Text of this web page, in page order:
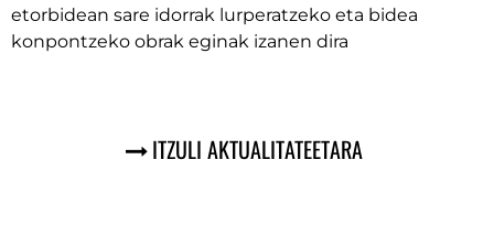
etorbidean sare idorrak lurperatzeko eta bidea
konpontzeko obrak eginak izanen dira
ITZULI AKTUALITATEETARA